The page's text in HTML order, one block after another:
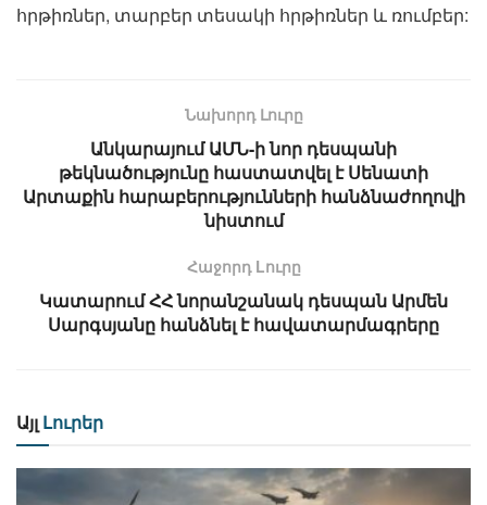
հրթիռներ, տարբեր տեսակի հրթիռներ և ռումբեր:
Նախորդ Լուրը
Անկարայում ԱՄՆ-ի նոր դեսպանի
թեկնածությունը հաստատվել է Սենատի
Արտաքին հարաբերությունների հանձնաժողովի
նիստում
Հաջորդ Lուրը
Կատարում ՀՀ նորանշանակ դեսպան Արմեն
Սարգսյանը հանձնել է հավատարմագրերը
Այլ Լուրեր